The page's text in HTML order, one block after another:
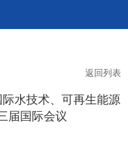
返回列表
水技术、可再生能源
届国际会议